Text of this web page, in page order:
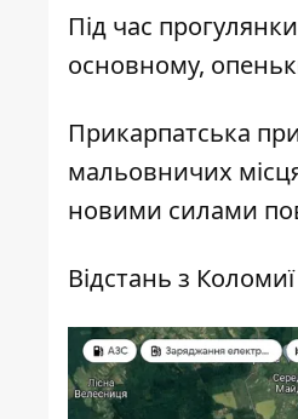
Під час
основному,
Прикарпатська
мальовничих
новими силами
Відстань з